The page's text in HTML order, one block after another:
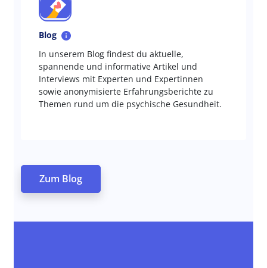
Blog
In unserem Blog findest du aktuelle,
spannende und informative Artikel und
Interviews mit Experten und Expertinnen
sowie anonymisierte Erfahrungsberichte zu
Themen rund um die psychische Gesundheit.
Zum Blog